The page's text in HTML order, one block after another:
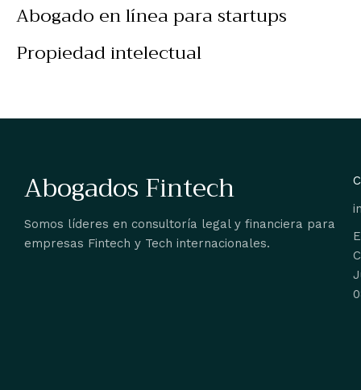
Abogado en línea para startups
Propiedad intelectual
Abogados Fintech
Somos líderes en consultoría legal y financiera para
empresas Fintech y Tech internacionales.